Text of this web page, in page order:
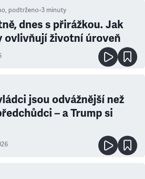
podtrženo•3 minuty
dnes s přirážkou. Jak
ovlivňují životní úroveň
jsou odvážnější než
– a Trump si